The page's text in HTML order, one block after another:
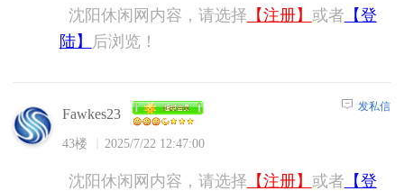
沈阳休闲网内容，请选择 【注册】 或者 【登
陆】
后浏览！
Fawkes23
43楼 2025/7/22 12:47:00
发私信
沈阳休闲网内容，请选择 【注册】 或者 【登